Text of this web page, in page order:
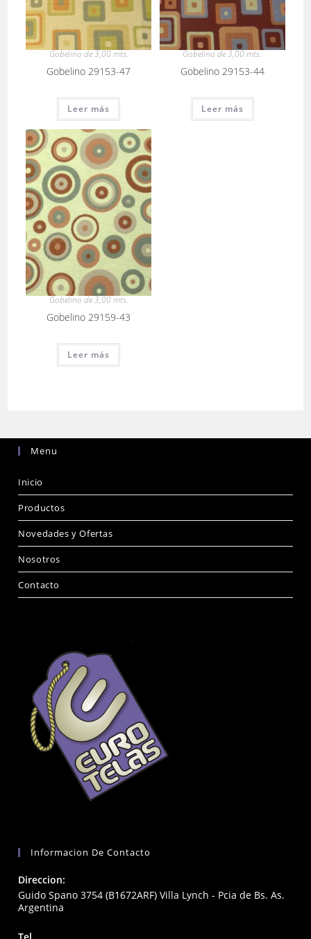
Gobelino de 3,00 mts.
Gobelino 29153-47
Leer más
Gobelino de 3,00 mts.
Gobelino 29153-44
Leer más
Gobelino de 3,00 mts.
Gobelino 29159-43
Leer más
Menu
Inicio
Productos
Novedades y Ofertas
Nosotros
Contacto
Informacion De Contacto
Direccion:
Guido Spano 3754 (B1672ARF) Villa Lynch - Pcia de Bs. As.
Argentina